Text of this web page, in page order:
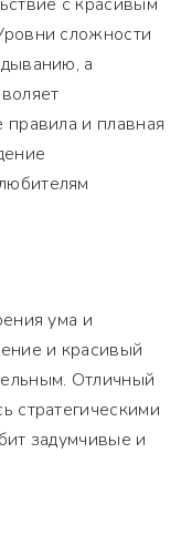
сложности
а
правила и плавная
ума и
и красивый
Отличный
стратегическими
задумчивые и